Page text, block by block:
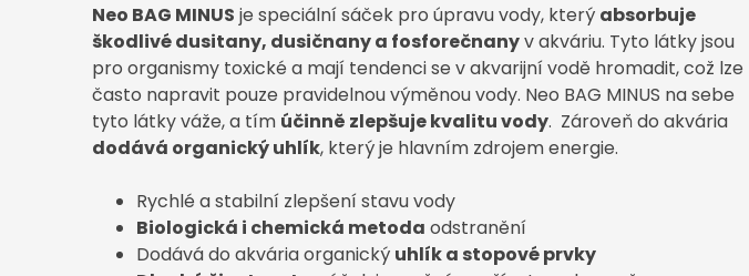
Neo BAG MINUS je speciální sáček pro úpravu vody, který absorbuje
škodlivé dusitany, dusičnany a fosforečnanyv akváriu. Tyto látky jsou
pro organismy toxické a mají tendenci se v akvarijní vodě hromadit, což lze
často napravit pouze pravidelnou výměnou vody. Neo BAG MINUS na sebe
tyto látky váže, a tím účinně zlepšuje kvalitu vody. Zároveň do akvária
dodává organický uhlík, který je hlavním zdrojem energie.
Rychlé a stabilní zlepšení stavu vody
Biologická i chemická metoda odstranění
Dodává do akvária organický uhlík a stopové prvky